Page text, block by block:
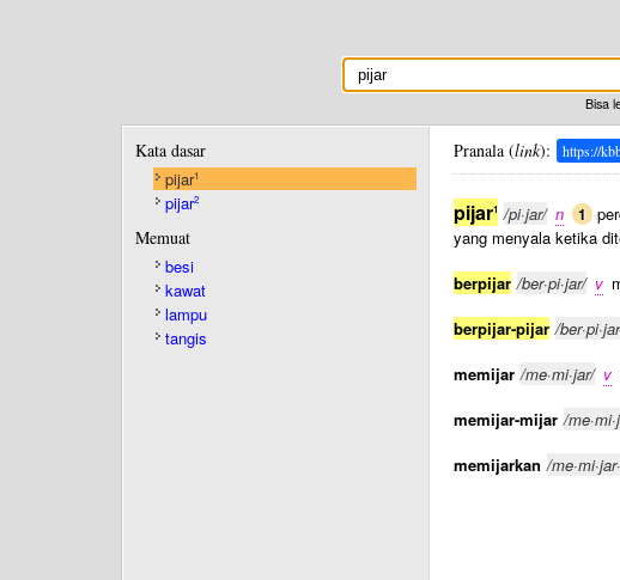
Bisa
Kata dasar
pijar1
pijar2
Memuat
besi
kawat
lampu
tangis
Pranala (link): https://
pijar1 /pi·jar/ n 1
yang menyala ketika
berpijar /ber·pi·jar/ v
berpijar-pijar /
memijar /me·mi·jar/ v
memijar-mijar /
memijarkan /